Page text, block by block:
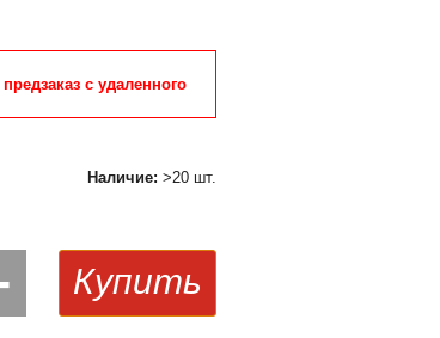
с удаленного
Наличие: >20 шт.
Купить